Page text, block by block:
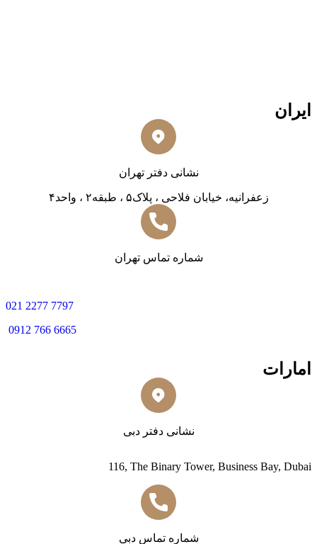
ایران
نشانی دفتر تهران
زعفرانیه، خیابان فلاحی ، پلاک۵ ، طبقه۲ ، واحد۴
شماره تماس تهران
021 2277 7797
0912 766 6665
امارات
نشانی دفتر دبی
116, The Binary Tower, Business Bay, Dubai
شماره تماس دبی